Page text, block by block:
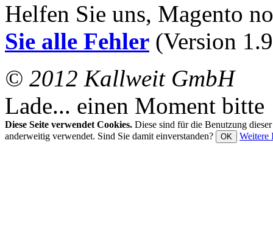
Helfen Sie uns, Magento
Sie alle Fehler (Version
© 2012 Kallweit GmbH
Lade... einen Moment bitte
Diese Seite verwendet Cookies. Diese sind für die Benutzung
anderweitig verwendet. Sind Sie damit einverstanden?
OK Weitere